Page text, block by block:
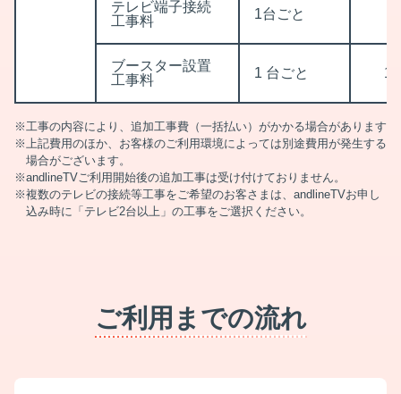
テレビ端子接続
工事料
1台ごと
ブースター設置
工事料
1 台ごと
工事の内容により、追加工事費（一括払い）がかかる場合があります
上記費用のほか、お客様のご利用環境によっては別途費用が発生する
場合がございます。
andlineTVご利用開始後の追加工事は受け付けておりません。
複数のテレビの接続等工事をご希望のお客さまは、andlineTVお申し
込み時に「テレビ2台以上」の工事をご選択ください。
ご利用までの流れ